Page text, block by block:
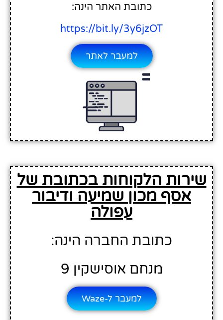
כתובת האתר הינה:
https://bit.ly/3y6jzOT
למעבר לאתר
שירות הלקוחות בכתובת של
אסף מכון שמיעה ודיבור
עפולה
כתובת החברה הינה:
מנחם אוסישקין 9
למעבר ל-Waze